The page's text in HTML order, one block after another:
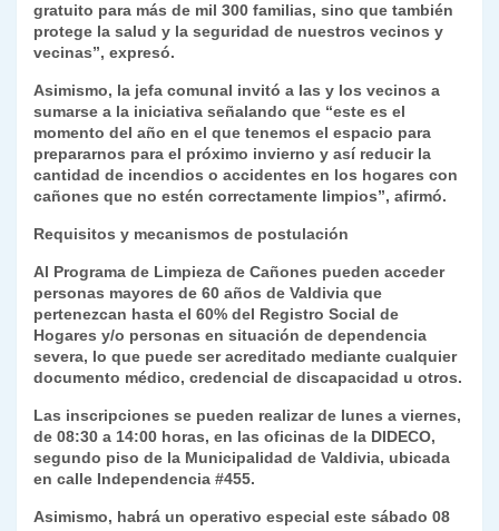
gratuito para más de mil 300 familias, sino que también
protege la salud y la seguridad de nuestros vecinos y
vecinas”, expresó.
Asimismo, la jefa comunal invitó a las y los vecinos a
sumarse a la iniciativa señalando que “este es el
momento del año en el que tenemos el espacio para
prepararnos para el próximo invierno y así reducir la
cantidad de incendios o accidentes en los hogares con
cañones que no estén correctamente limpios”, afirmó.
Requisitos y mecanismos de postulación
Al Programa de Limpieza de Cañones pueden acceder
personas mayores de 60 años de Valdivia que
pertenezcan hasta el 60% del Registro Social de
Hogares y/o personas en situación de dependencia
severa, lo que puede ser acreditado mediante cualquier
documento médico, credencial de discapacidad u otros.
Las inscripciones se pueden realizar de lunes a viernes,
de 08:30 a 14:00 horas, en las oficinas de la DIDECO,
segundo piso de la Municipalidad de Valdivia, ubicada
en calle Independencia #455.
Asimismo, habrá un operativo especial este sábado 08